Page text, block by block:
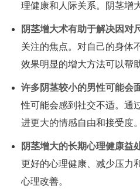
理健康和人际关系。阴茎增
阴茎增大术有助于解决因对
关注的焦点。对自己的身体
效果明显的增大方法可以帮
许多阴茎较小的男性可能会
性可能会感到社交不适。通
进更大的情感自由和接受度。
阴茎增大的长期心理健康益
更好的心理健康、减少压力
心理改善。